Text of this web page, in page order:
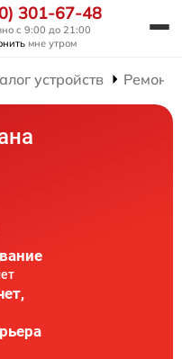
301-67-48
с 9:00 до 21:00
мне утром
устройств Ремонт